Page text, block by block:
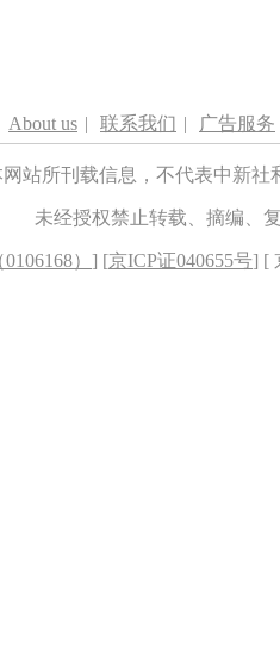
About us | 联系我们 | 广告服务
网站所刊载信息，不代表中新
未经授权禁止转载、摘编、
） ] [京ICP证040655号] [